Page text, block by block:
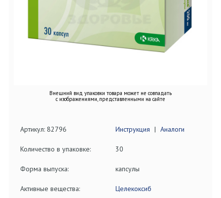
Внешний вид упаковки товара может не совпадать
с изображениями, представленными на сайте
Артикул: 82796 Инструкция | Аналоги
Количество в упаковке: 30
Форма выпуска: капсулы
Активные вещества: Целекоксиб